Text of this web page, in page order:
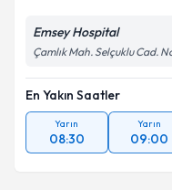
Emsey Hospital
Çamlık Mah. Selçuklu Cad.
En Yakın Saatler
Yarın
08:30
Yarın
09:00